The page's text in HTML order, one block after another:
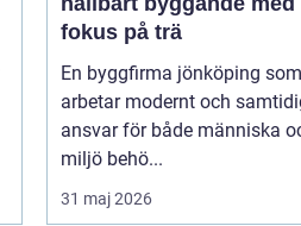
fokus på trä
En byggfirma jönköping som
arbetar modernt och
ansvar för både människa
miljö behö...
31 maj 2026